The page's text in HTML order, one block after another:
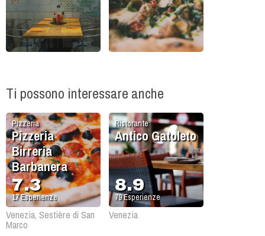
Ti possono interessare anche
Pizzeria
Pizzeria
Birreria
Barbanera
7.3
17Esperienze
Venezia, Sestière di San
Marco
Ristorante
Antico Gatoleto
8.9
79Esperienze
Venezia